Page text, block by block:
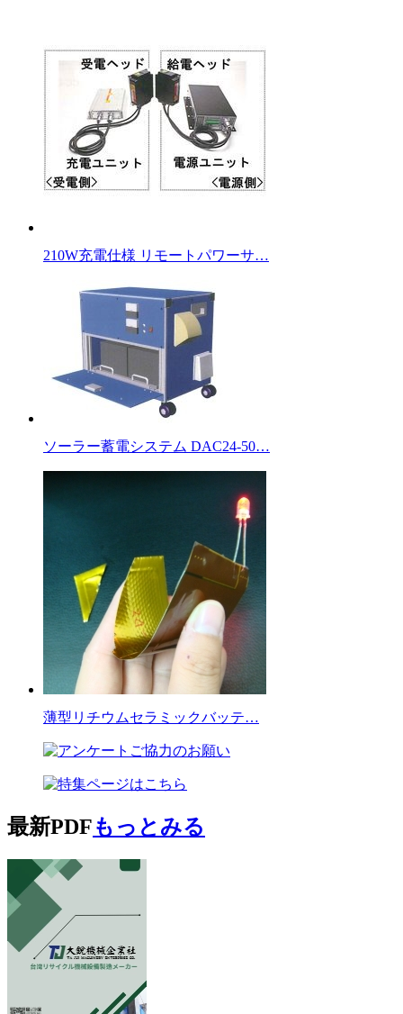
210W充電仕様 リモートパワーサ…
ソーラー蓄電システム DAC24-50…
薄型リチウムセラミックバッテ…
最新PDFもっとみる